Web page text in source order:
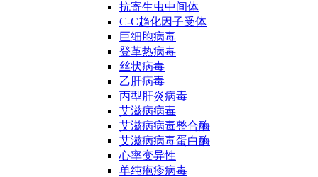
抗寄生虫中间体
C-C趋化因子受体
巨细胞病毒
登革热病毒
丝状病毒
乙肝病毒
丙型肝炎病毒
艾滋病病毒
艾滋病病毒整合酶
艾滋病病毒蛋白酶
心率变异性
单纯疱疹病毒